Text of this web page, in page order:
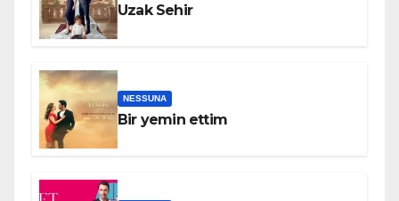
Uzak Sehir
NESSUNA
Bir yemin ettim